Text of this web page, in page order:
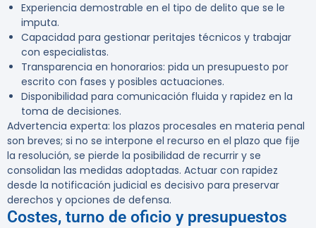
Experiencia demostrable en el tipo de delito que se le
imputa.
Capacidad para gestionar peritajes técnicos y trabajar
con especialistas.
Transparencia en honorarios: pida un presupuesto por
escrito con fases y posibles actuaciones.
Disponibilidad para comunicación fluida y rapidez en la
toma de decisiones.
Advertencia experta: los plazos procesales en materia penal
son breves; si no se interpone el recurso en el plazo que fije
la resolución, se pierde la posibilidad de recurrir y se
consolidan las medidas adoptadas. Actuar con rapidez
desde la notificación judicial es decisivo para preservar
derechos y opciones de defensa.
Costes, turno de oficio y presupuestos